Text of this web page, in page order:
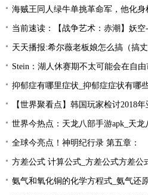
海贼王同人绿牛单挑革命军，他化身
当前速读：【战争艺术：赤潮】妖空
天天播报:希尔薇老板娘怎么搞（搞丈
Stein：湖人休赛期不太可能会在自
抑郁症有哪里症状_抑郁症症状有哪
【世界聚看点】韩国玩家检讨2018年亚运会输
世界今热点：天龙八部手游apk_天
全球今亮点！神明纪行录 第五章：
方差公式 计算公式_方差公式方差公
氨气和氧化铜的化学方程式_氨气还